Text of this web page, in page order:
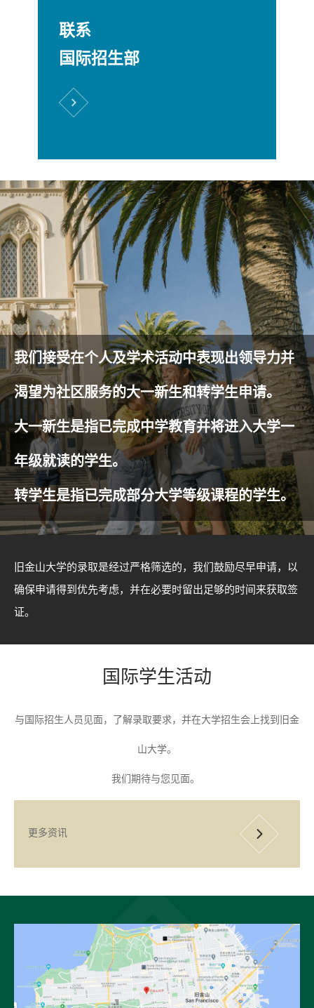
联系
国际招生部
我们接受在个人及学术活动中表现出领导力并
渴望为社区服务的大一新生和转学生申请。
大一新生是指已完成中学教育并将进入大学一
年级就读的学生。
转学生是指已完成部分大学等级课程的学生。
旧金山大学的录取是经过严格筛选的，我们鼓励尽早申请，以
确保申请得到优先考虑，并在必要时留出足够的时间来获取签
证。
国际学生活动
与国际招生人员见面，了解录取要求，并在大学招生会上找到旧金
山大学。
我们期待与您见面。
更多资讯